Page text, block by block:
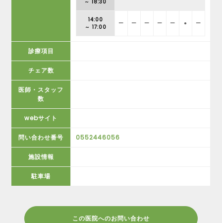
～ 18:30
14:00
～ 17:00
ー ー ー ー ー ● ー
診療項目
チェア数
医師・スタッフ
数
webサイト
問い合わせ番号 0552446056
施設情報
駐車場
この医院へのお問い合わせ